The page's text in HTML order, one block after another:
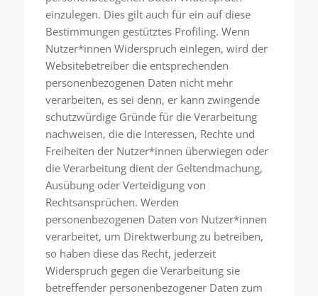
einzulegen. Dies gilt auch für ein auf diese
Bestimmungen gestütztes Profiling. Wenn
Nutzer*innen Widerspruch einlegen, wird der
Websitebetreiber die entsprechenden
personenbezogenen Daten nicht mehr
verarbeiten, es sei denn, er kann zwingende
schutzwürdige Gründe für die Verarbeitung
nachweisen, die die Interessen, Rechte und
Freiheiten der Nutzer*innen überwiegen oder
die Verarbeitung dient der Geltendmachung,
Ausübung oder Verteidigung von
Rechtsansprüchen. Werden
personenbezogenen Daten von Nutzer*innen
verarbeitet, um Direktwerbung zu betreiben,
so haben diese das Recht, jederzeit
Widerspruch gegen die Verarbeitung sie
betreffender personenbezogener Daten zum